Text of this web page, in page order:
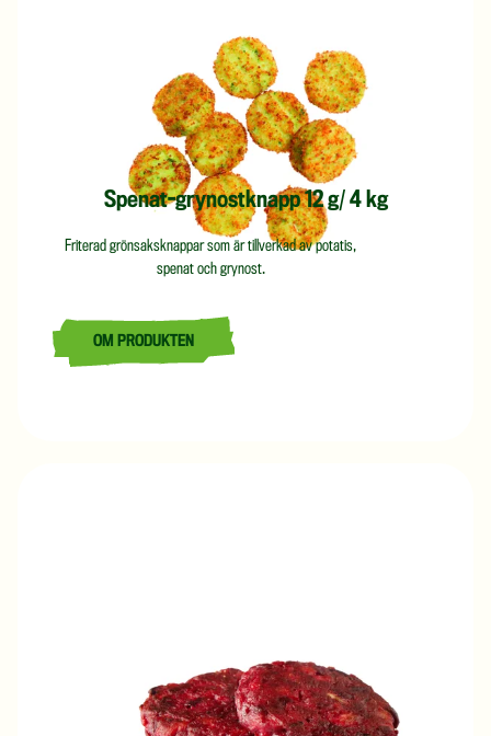
Spenat-grynostknapp 12 g/ 4 kg
Friterad grönsaksknappar som är tillverkad av potatis,
spenat och grynost.
LÄS MER OM SPENAT-GRYNOSTKNAPP 12 G/ 4 KG
OM PRODUKTEN